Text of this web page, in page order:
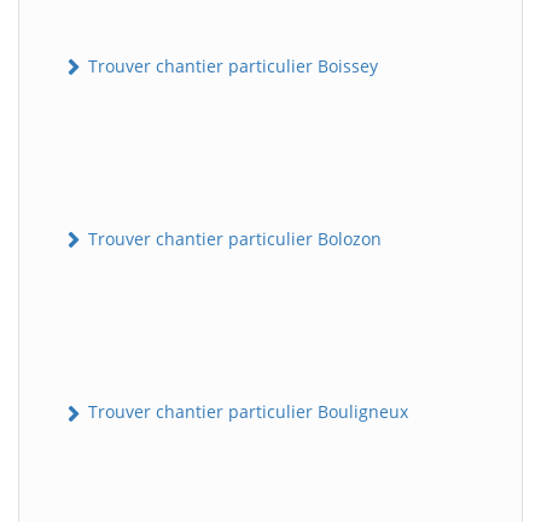
Trouver chantier particulier Boissey
Trouver chantier particulier Bolozon
Trouver chantier particulier Bouligneux